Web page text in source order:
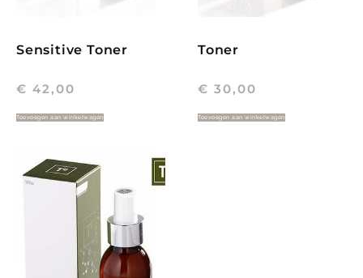
Sensitive Toner
€ 42,00
Toevoegen aan winkelwagen
Toner
€ 30,00
Toevoegen aan winkelwagen